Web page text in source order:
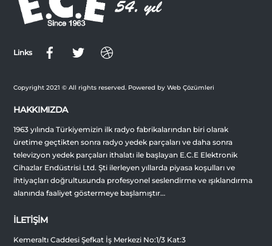
Top
Links
Copyright 2021 © All rights reserved. Powered by Web Çözümleri
HAKKIMIZDA
1963 yılında Türkiyemizin ilk radyo fabrikalarından biri olarak
üretime geçtikten sonra radyo yedek parçaları ve daha sonra
televizyon yedek parçaları ithalatı ile başlayan E.C.E Elektronik
Cihazlar Endüstrisi Ltd. Şti ilerleyen yıllarda piyasa koşulları ve
ihtiyaçları doğrultusunda profesyonel seslendirme ve ışıklandırma
alanında faaliyet göstermeye başlamıştır…
İLETİŞİM
Kemeraltı Caddesi Şefkat İş Merkezi No:1/3 Kat:3